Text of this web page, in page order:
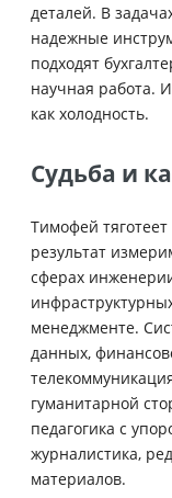
деталей. В
надежные
подходят
научная работа.
как холодность.
Судьба и
Тимофей
результат
сферах
менеджменте.
данных,
гуманитарной
педагогика с
журналистика,
материалов.